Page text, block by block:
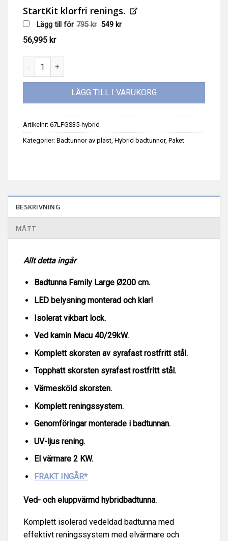
StartKit klorfri renings.
Lägg till för 795kr Det
549 krDet
56,995 kr
Hybrid badtunna Large, ved- & eluppvärmd, Ø200cm, Macu
LÄGG TILL I VARUKORG
Artikelnr: 67LFGS35-hybrid
Kategorier: Badtunnor av plast, Hybrid badtunnor, Paket
BESKRIVNING
MÅTT
Allt detta ingår
Badtunna Family Large Ø200 cm.
LED belysning monterad och klar!
Isolerat vikbart lock.
Ved kamin Macu 40/29kW.
Komplett skorsten av syrafast rostfritt stål.
Topphatt skorsten syrafast rostfritt stål.
Värmesköld skorsten.
Komplett reningssystem.
Genomföringar monterade i badtunnan.
UV-ljus rening.
El värmare 2 KW.
FRAKT INGÅR*
Ved- och eluppvärmd hybridbadtunna.
Komplett isolerad vedeldad badtunna med
effektivt reningssystem med elvärmare och